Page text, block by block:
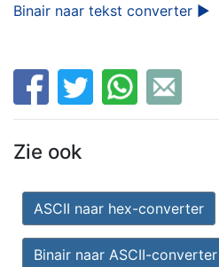
Binair naar tekst converter ►
Zie ook
ASCII naar hex-converter
Binair naar ASCII-converter